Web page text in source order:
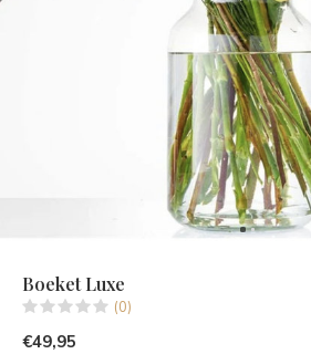
Boeket Luxe
(0)
€49,95